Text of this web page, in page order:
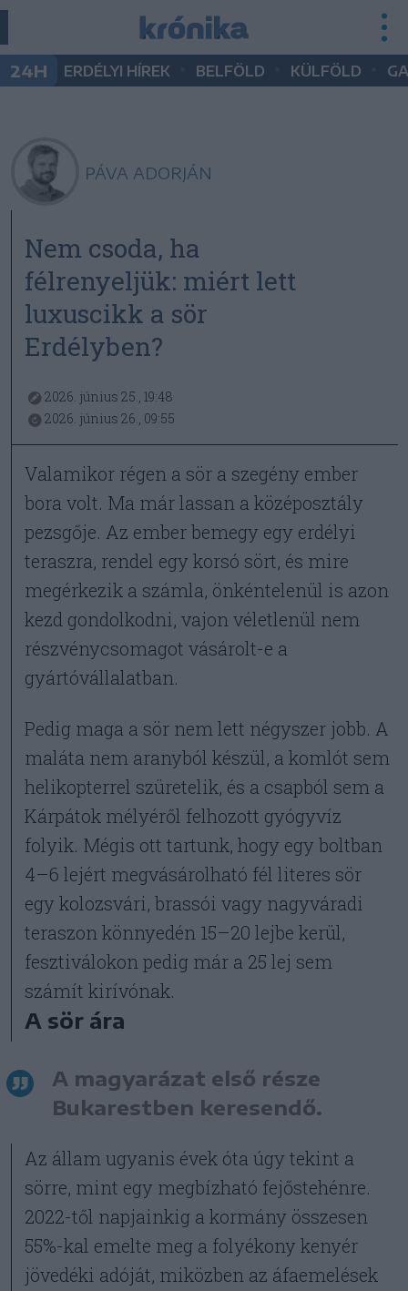
24H ERDÉLYI HÍREK BELFÖLD KÜLFÖLD
PÁVA ADORJÁN
Nem csoda, ha
félrenyeljük: miért lett
luxuscikk a sör
Erdélyben?
2026. június 25., 19:48
2026. június 26., 09:55
Valamikor régen a sör a szegény ember
bora volt. Ma már lassan a középosztály
pezsgője. Az ember bemegy egy erdélyi
teraszra, rendel egy korsó sört, és mire
megérkezik a számla, önkéntelenül is azon
kezd gondolkodni, vajon véletlenül nem
részvénycsomagot vásárolt-e a
gyártóvállalatban.
Pedig maga a sör nem lett négyszer jobb. A
maláta nem aranyból készül, a komlót sem
helikopterrel szüretelik, és a csapból sem a
Kárpátok mélyéről felhozott gyógyvíz
folyik. Mégis ott tartunk, hogy egy boltban
4–6 lejért megvásárolható fél literes sör
egy kolozsvári, brassói vagy nagyváradi
teraszon könnyedén 15–20 lejbe kerül,
fesztiválokon pedig már a 25 lej sem
számít kirívónak.
A sör ára
A magyarázat első része
Bukarestben keresendő.
Az állam ugyanis évek óta úgy tekint a
sörre, mint egy megbízható fejőstehénre.
2022-től napjainkig a kormány összesen
55%-kal emelte meg a folyékony kenyér
jövedéki adóját, miközben az áfaemelések